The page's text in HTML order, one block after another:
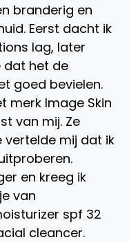
branderig en
Eerst dacht ik
lag, later
dat het de
goed bevielen.
merk Image Skin
van mij. Ze
vertelde mij dat ik
en kreeg ik
van
spf 32
cleancer.